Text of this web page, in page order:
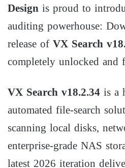
Designis proud to
auditing powerhouse:
release ofVX Search
completely unlocked and
VX Search v18.2.34 is a
automated file-search
scanning local disks,
enterprise-gradeNAS
latest 2026 iteration